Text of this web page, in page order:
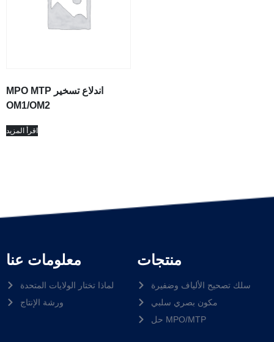
MPO MTP اندلاع تسخير
OM1/OM2
اقرأ المزيد
معلومات عنا
لماذا تختار الولايات المتحدة
ورشة الإنتاج
منتجات
سلك تصحيح الألياف وضفيرة
مكون بصري سلبي
حل MPO/MTP